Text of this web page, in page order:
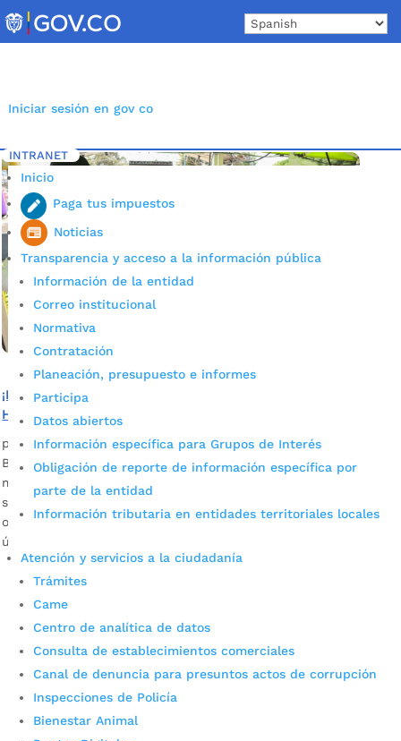
to
content
Iniciar sesión en gov co
INTRANET
Inicio
Paga tus impuestos
Noticias
Transparencia y acceso a la información pública
Información de la entidad
Correo institucional
Normativa
Contratación
Planeación, presupuesto e informes
Participa
Datos abiertos
Información específica para Grupos de Interés
Obligación de reporte de información específica por
parte de la entidad
Información tributaria en entidades territoriales locales
Atención y servicios a la ciudadanía
Trámites
Came
Centro de analítica de datos
Consulta de establecimientos comerciales
Canal de denuncia para presuntos actos de corrupción
Inspecciones de Policía
Bienestar Animal
Inicio 5 Etiqueta: Festivaldelahoja
¡Métale muela al tamal! Prográmese para el Festival de la
Hoja
por Camila Camacho|Oct 31, 2023|Noticias
Bucaramanga se prepara para recibir uno de los eventos
más esperados del año: El Festival de la Hoja, donde los
sabores tradicionales y la creatividad culinaria se unen para
ofrecer a los ciudadanos una experiencia gastronómica
única. Desde la administración del...
Cupos Escolares Bucaramanga 2022